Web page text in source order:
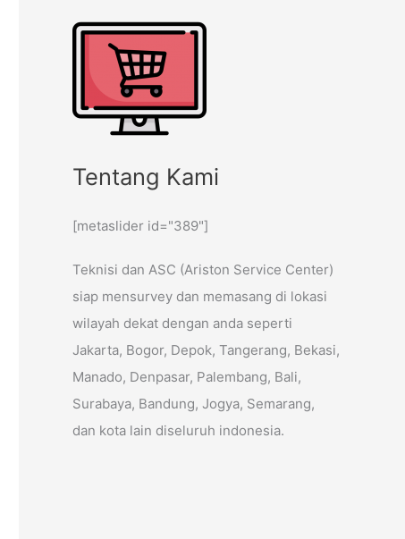
Tentang Kami
[metaslider id="389"]
Teknisi dan ASC (Ariston Service Center)
siap mensurvey dan memasang di lokasi
wilayah dekat dengan anda seperti
Jakarta, Bogor, Depok, Tangerang, Bekasi,
Manado, Denpasar, Palembang, Bali,
Surabaya, Bandung, Jogya, Semarang,
dan kota lain diseluruh indonesia.